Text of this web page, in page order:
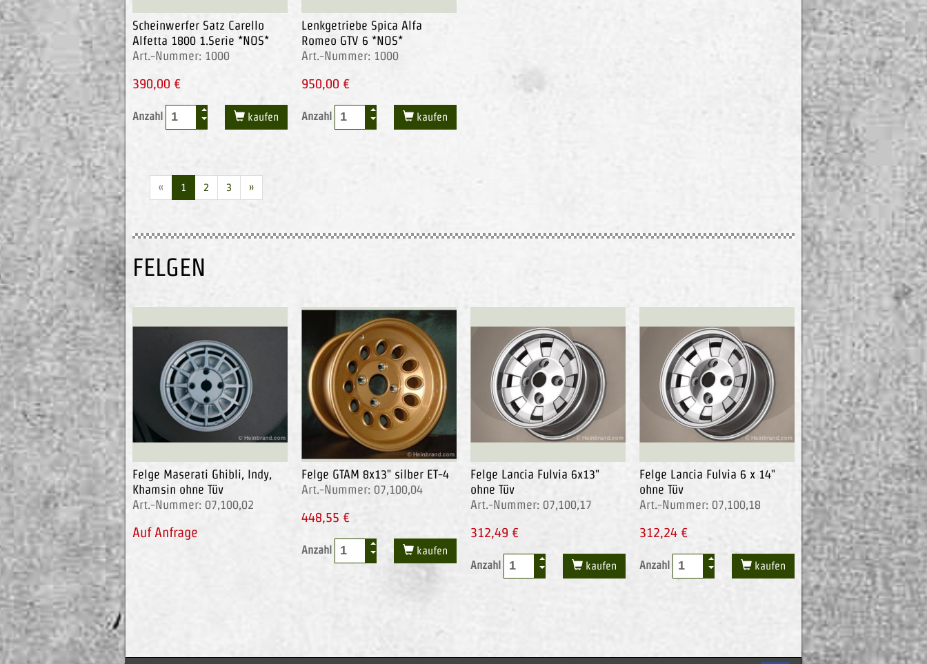
Scheinwerfer Satz Carello
Alfetta 1800 1.Serie *NOS*
Art.-Nummer: 1000
390,00 €
Anzahl kaufen
Lenkgetriebe Spica Alfa
Romeo GTV 6 *NOS*
Art.-Nummer: 1000
950,00 €
Anzahl kaufen
« 1 2 3 »
FELGEN
Felge Maserati Ghibli, Indy,
Khamsin ohne Tüv
Art.-Nummer: 07,100,02
Auf Anfrage
Felge GTAM 8x13" silber ET-4
Art.-Nummer: 07,100,04
448,55 €
Anzahl kaufen
Felge Lancia Fulvia 6x13"
ohne Tüv
Art.-Nummer: 07,100,17
312,49 €
Anzahl kaufen
Felge Lancia Fulvia 6 x 14"
ohne Tüv
Art.-Nummer: 07,100,18
312,24 €
Anzahl kaufen